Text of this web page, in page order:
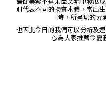
論從美索不達米亞文明中發展
別代表不同的物質本體，當出
時，所呈現的元
也因此今日的我們可以分析及
心為大家推薦今夏